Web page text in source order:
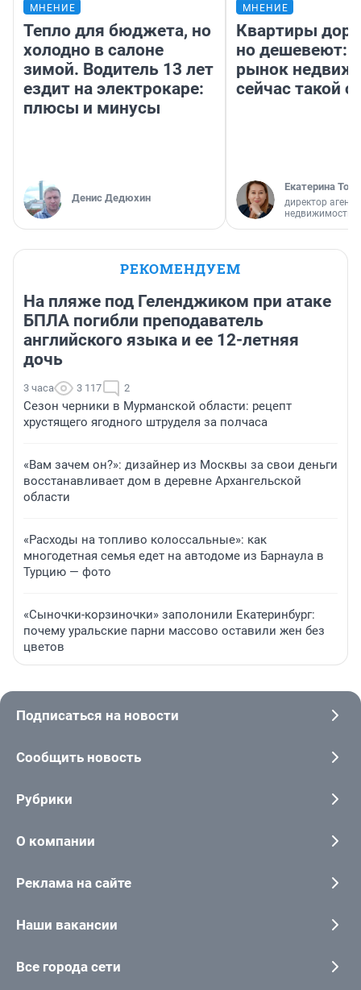
МНЕНИЕ
Тепло для бюджета, но
холодно в салоне
зимой. Водитель 13 лет
ездит на электрокаре:
плюсы и минусы
Денис Дедюхин
МНЕНИЕ
Квартиры
но дешевеют:
рынок
сейчас такой
Екатерина
директор
недвижимости
РЕКОМЕНДУЕМ
На пляже под Геленджиком при атаке
БПЛА погибли преподаватель
английского языка и ее 12-летняя
дочь
3 часа 3 117 2
Сезон черники в Мурманской области: рецепт
хрустящего ягодного штруделя за полчаса
«Вам зачем он?»: дизайнер из Москвы за свои деньги
восстанавливает дом в деревне Архангельской
области
«Расходы на топливо колоссальные»: как
многодетная семья едет на автодоме из Барнаула в
Турцию — фото
«Сыночки-корзиночки» заполонили Екатеринбург:
почему уральские парни массово оставили жен без
цветов
Подписаться на новости
Сообщить новость
Рубрики
О компании
Реклама на сайте
Наши вакансии
Все города сети